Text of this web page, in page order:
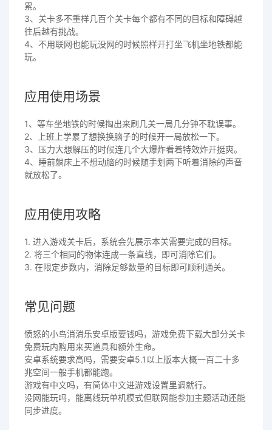
累。
3、关卡多不重样几百个关卡每个都有不同的目标和障碍越
往后越有挑战。
4、不用联网也能玩没网的时候照样开打坐飞机坐地铁都能
玩。
应用使用场景
1、等车坐地铁的时候掏出来刷几关一局几分钟不耽误事。
2、上班上学累了想换换脑子的时候开一局放松一下。
3、压力大想解压的时候连几个大爆炸看着特效炸开挺爽。
4、睡前躺床上不想动脑的时候随手划两下听着消除的声音
就放松了。
应用使用攻略
1. 进入游戏关卡后，系统会先展示本关需要完成的目标。
2. 将三个相同的物体连成一条直线，即可消除它们。
3. 在限定步数内，消除足够数量的目标即可顺利通关。
常见问题
愤怒的小鸟消消乐安卓版要钱吗，游戏免费下载大部分关卡
免费玩内购用来买道具和额外生命。
安卓系统要求高吗，需要安卓5.1以上版本大概一百二十多
兆空间一般手机都能跑。
游戏有中文吗，有简体中文进游戏设置里调就行。
没网能玩吗，能离线玩单机模式但联网能参加主题活动还能
同步进度。